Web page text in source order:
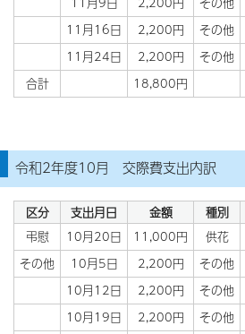
11月16日
2,200円 その他
11月24日
2,200円 その他
合計
18,800円
令和2年度10月 交際費支出内訳
区分 支出月日 金額 種別
弔慰
10月20日 11,000円 供花
その他
10月5日 2,200円 その他
10月12日
2,200円 その他
10月19日
2,200円 その他